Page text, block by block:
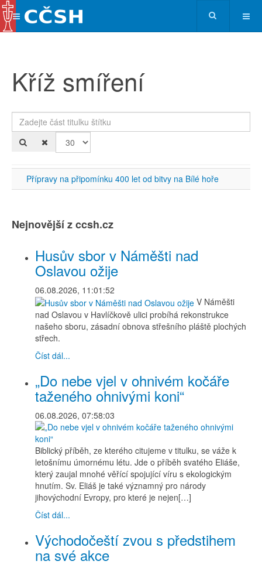
Kříž smíření
Zadejte část titulku štítku
Přípravy na připomínku 400 let od bitvy na Bílé hoře
Nejnovější z ccsh.cz
Husův sbor v Náměšti nad
Oslavou ožije
06.08.2026, 11:01:52
V Náměšti
nad Oslavou v Havlíčkově ulici probíhá rekonstrukce
našeho sboru, zásadní obnova střešního pláště plochých
střech.
Číst dál...
„Do nebe vjel v ohnivém kočáře
taženého ohnivými koni“
06.08.2026, 07:58:03
Biblický příběh, ze kterého citujeme v titulku, se váže k
letošnímu úmornému létu. Jde o příběh svatého Eliáše,
který zaujal mnohé věřící spojující víru s ekologickým
hnutím. Sv. Eliáš je také významný pro národy
jihovýchodní Evropy, pro které je nejen[…]
Číst dál...
Východočeští zvou s předstihem
na své akce